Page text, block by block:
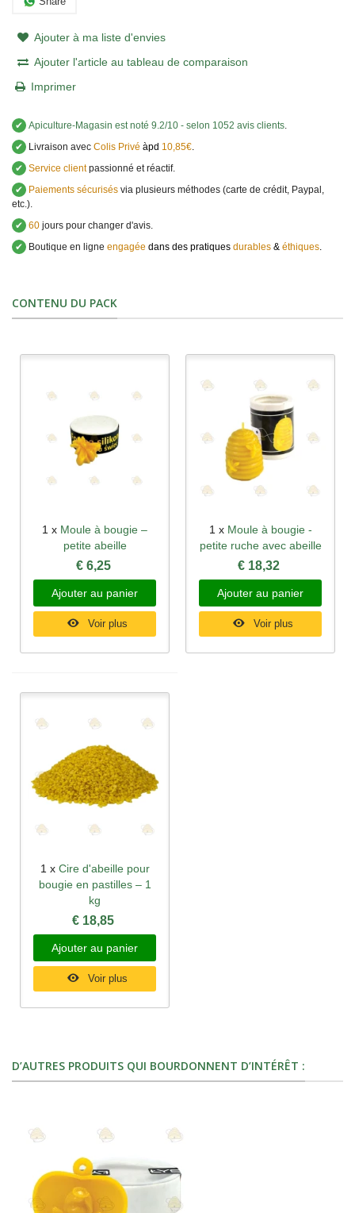
Ajouter à ma liste d'envies
Ajouter l'article au tableau de comparaison
Imprimer
✔ Apiculture-Magasin est noté 9.2/10 - selon 1052 avis clients
✔
Livraison avec Colis Privé àpd 10,85€
✔ Service clientpassionné et réactif.
✔
Paiements sécurisés via plusieurs méthodes (carte de crédit, Paypal,
etc.).
✔ 60 jours pour changer d'avis.
✔
Boutique en ligne engagée dans des pratiques durables & éthiques
CONTENU DU PACK
1 x Moule à bougie –
petite abeille
€ 6,25
Ajouter au panier
Voir plus
1 x Moule à bougie -
petite ruche avec abeille
€ 18,32
Ajouter au panier
Voir plus
1 x Cire d'abeille pour
bougie en pastilles – 1
kg
€ 18,85
Ajouter au panier
Voir plus
D’AUTRES PRODUITS QUI BOURDONNENT D’INTÉRÊT :